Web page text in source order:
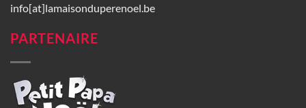
info[at]lamaisonduperenoel.be
PARTENAIRE